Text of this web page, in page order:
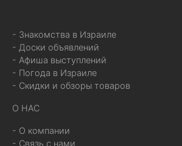
- Знакомства в Израиле
- Доски объявлений
- Афиша выступлений
- Погода в Израиле
- Скидки и обзоры товаров
О НАС
- О компании
- Связь с нами